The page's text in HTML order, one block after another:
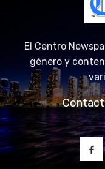
El Centro
género y